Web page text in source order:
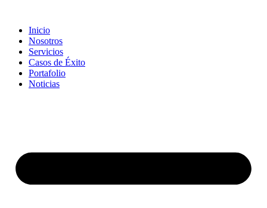
Inicio
Nosotros
Servicios
Casos de Éxito
Portafolio
Noticias